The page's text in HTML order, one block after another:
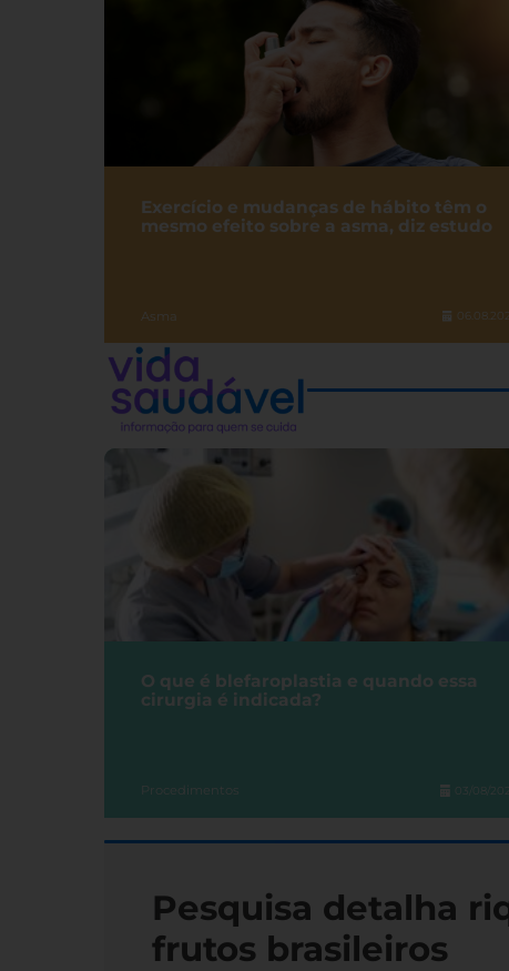
Exercício e mudanças de hábito têm o
mesmo efeito sobre a asma, diz estudo
Asma
O que é blefaroplastia e quando essa
cirurgia é indicada?
Procedimentos 03/08/
Pesquisa detalha
frutos brasileiros